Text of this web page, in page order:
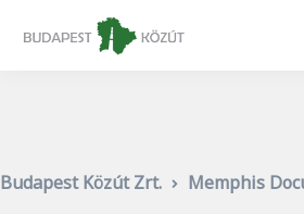
Budapest Közút Zrt. Memphis